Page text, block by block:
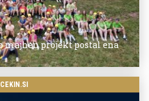
majhen projekt postal ena
CEKIN.SI